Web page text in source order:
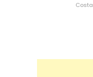
Costa